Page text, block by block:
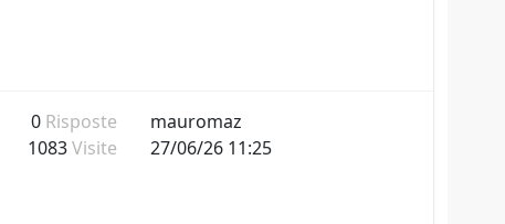
0 Risposte
1083Visite
mauromaz
27/06/26 11:25